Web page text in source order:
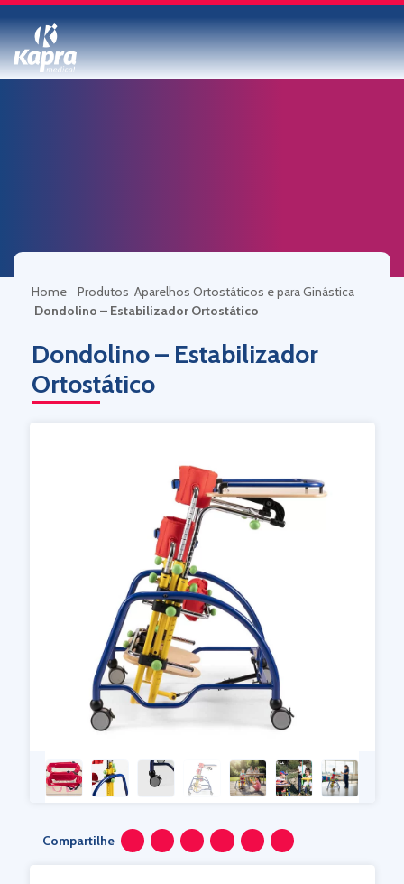
Home Produtos Aparelhos Ortostáticos e para Ginástica
Dondolino – Estabilizador Ortostático
Dondolino – Estabilizador
Ortostático
Compartilhe